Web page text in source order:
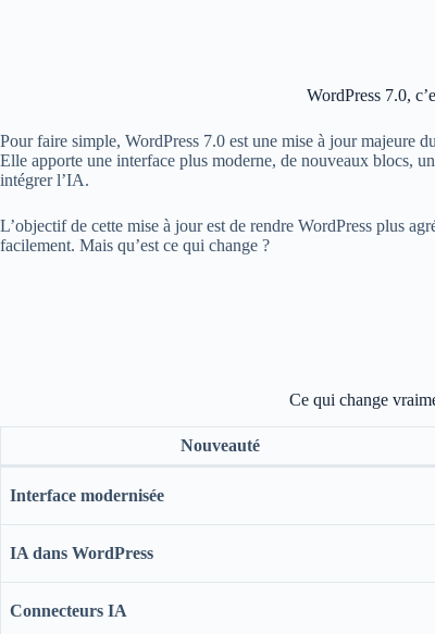
WordPress 7.0,
Pour faire simple, WordPress 7.0 est une mise à jour majeure
Elle apporte une interface plus moderne, de nouveaux blocs,
intégrer l’IA.
L’objectif de cette mise à jour est de rendre WordPress plus
facilement. Mais qu’est ce qui change ?
Ce qui change
Nouveauté
Interface modernisée
IA dans WordPress
Connecteurs IA